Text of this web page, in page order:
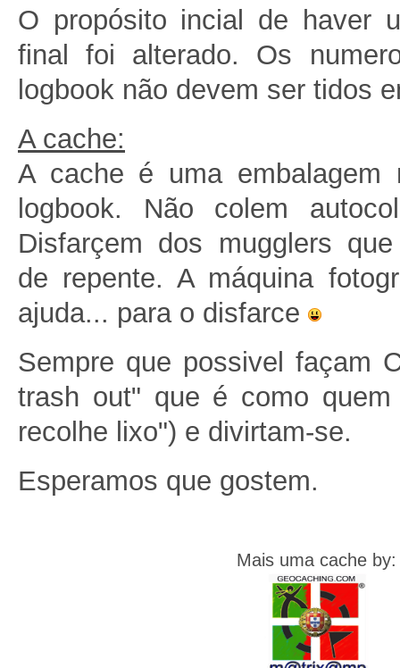
O propósito incial de haver
final foi alterado. Os
logbook não devem ser tidos
A cache:
A cache é uma embalagem
logbook. Não colem
Disfarçem dos mugglers
de repente. A máquina
ajuda... para o disfarce
Sempre que possivel façam
trash out" que é como
recolhe lixo") e divirtam-se.
Esperamos que gostem.
Mais uma cache by: